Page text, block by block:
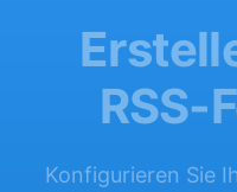
RSS-
Konfigurieren Sie